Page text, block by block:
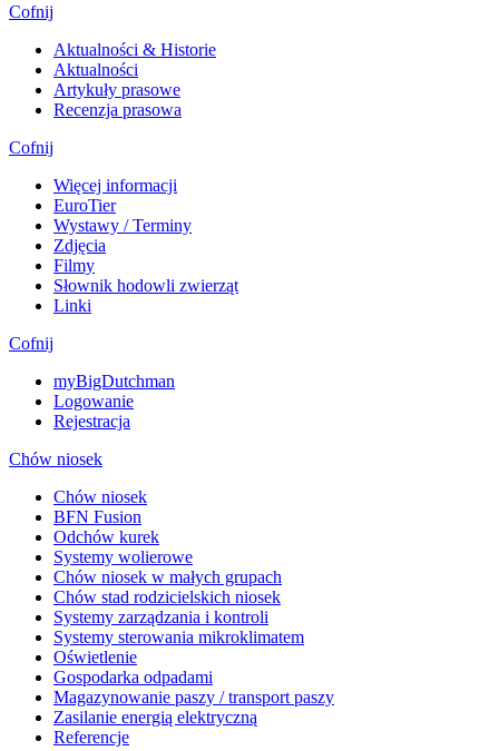
Cofnij
Aktualności & Historie
Aktualności
Artykuły prasowe
Recenzja prasowa
Cofnij
Więcej informacji
EuroTier
Wystawy / Terminy
Zdjęcia
Filmy
Słownik hodowli zwierząt
Linki
Cofnij
myBigDutchman
Logowanie
Rejestracja
Chów niosek
Chów niosek
BFN Fusion
Odchów kurek
Systemy wolierowe
Chów niosek w małych grupach
Chów stad rodzicielskich niosek
Systemy zarządzania i kontroli
Systemy sterowania mikroklimatem
Oświetlenie
Gospodarka odpadami
Magazynowanie paszy / transport paszy
Zasilanie energią elektryczną
Referencje